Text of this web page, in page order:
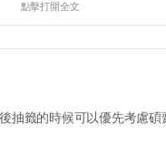
點擊打開全文
抽籤的時候可以優先考慮碩